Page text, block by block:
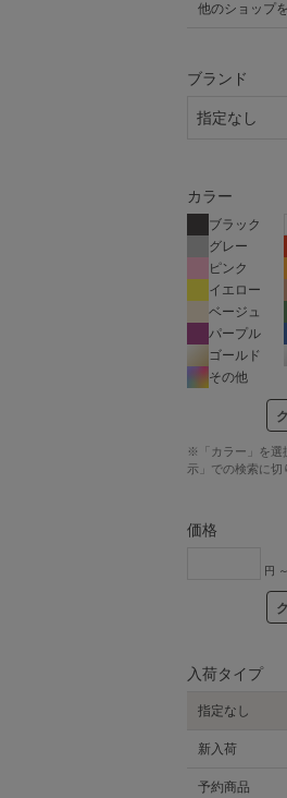
他のショップ
ブランド
カラー
ブラック
グレー
ピンク
イエロー
ベージュ
パープル
ゴールド
その他
※「カラー」を選
示」での検索に切
価格
円 ～
入荷タイプ
指定なし
新入荷
予約商品